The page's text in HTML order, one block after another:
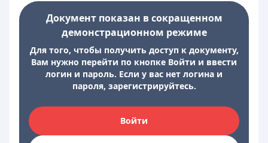
Документ показан в сокращенном
демонстрационном режиме
Для того, чтобы получить доступ к документу,
Вам нужно перейти по кнопке Войти и ввести
логин и пароль. Если у вас нет логина и
пароля, зарегистрируйтесь.
Войти